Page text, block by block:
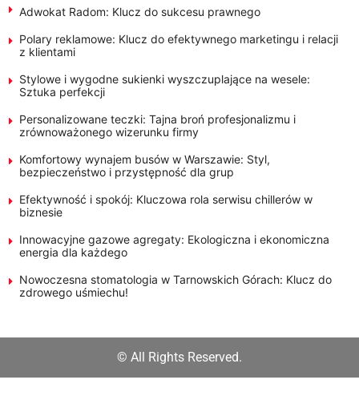
Adwokat Radom: Klucz do sukcesu prawnego
Polary reklamowe: Klucz do efektywnego marketingu i relacji
z klientami
Stylowe i wygodne sukienki wyszczuplające na wesele:
Sztuka perfekcji
Personalizowane teczki: Tajna broń profesjonalizmu i
zrównoważonego wizerunku firmy
Komfortowy wynajem busów w Warszawie: Styl,
bezpieczeństwo i przystępność dla grup
Efektywność i spokój: Kluczowa rola serwisu chillerów w
biznesie
Innowacyjne gazowe agregaty: Ekologiczna i ekonomiczna
energia dla każdego
Nowoczesna stomatologia w Tarnowskich Górach: Klucz do
zdrowego uśmiechu!
© All Rights Reserved.